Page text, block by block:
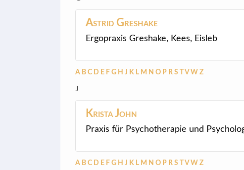
Astrid Greshake
Ergopraxis Greshake, Kees, Eisleb
A B C D E F G H J K L M N O P R S V W Z
J
KristaJohn
Praxis für Psychotherapie und
A B C D E F G H J K L M N O P R S TV W Z